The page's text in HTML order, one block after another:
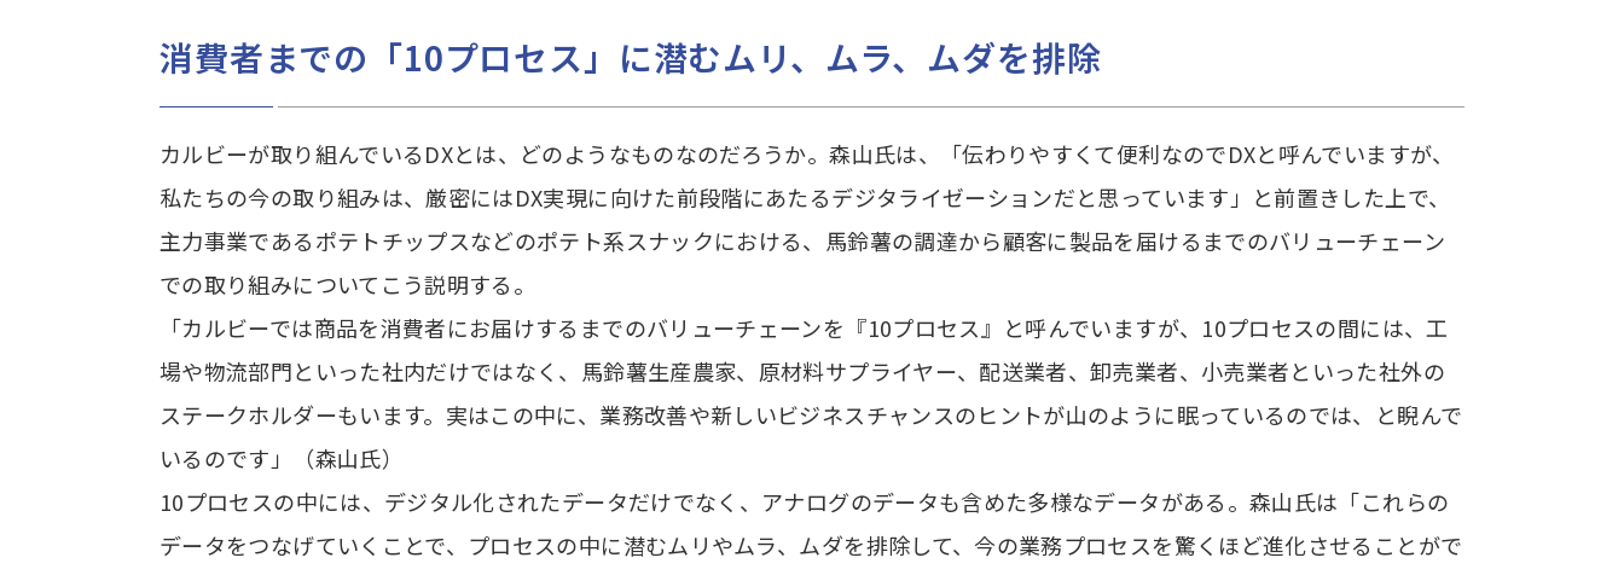
消費者までの「10プロセス」に潜むムリ、ムラ、ムダを排除
カルビーが取り組んでいるDXとは、どのようなものなのだろうか。森山氏は、「伝わりやすくて便利なのでDXと呼んでいますが、
私たちの今の取り組みは、厳密にはDX実現に向けた前段階にあたるデジタライゼーションだと思っています」と前置きした上で、
主力事業であるポテトチップスなどのポテト系スナックにおける、馬鈴薯の調達から顧客に製品を届けるまでのバリューチェーン
での取り組みについてこう説明する。
「カルビーでは商品を消費者にお届けするまでのバリューチェーンを『10プロセス』と呼んでいますが、10プロセスの間には、工
場や物流部門といった社内だけではなく、馬鈴薯生産農家、原材料サプライヤー、配送業者、卸売業者、小売業者といった社外の
ステークホルダーもいます。実はこの中に、業務改善や新しいビジネスチャンスのヒントが山のように眠っているのでは、と睨んで
いるのです」（森山氏）
10プロセスの中には、デジタル化されたデータだけでなく、アナログのデータも含めた多様なデータがある。森山氏は「これらの
データをつなげていくことで、プロセスの中に潜むムリやムラ、ムダを排除して、今の業務プロセスを驚くほど進化させることがで